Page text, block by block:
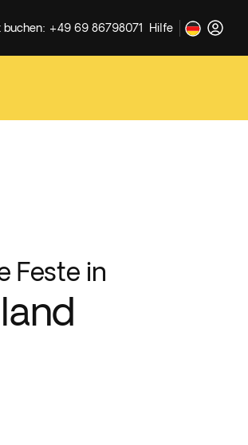
buchen: +49 69 86798071 Hilfe
Feste in